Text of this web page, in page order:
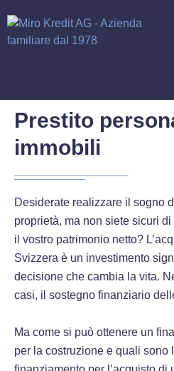
Prestito
immobili
Desiderate realizzare il sogno
proprietà, ma non siete sicuri
il vostro patrimonio netto?
Svizzera è un investimento
decisione che cambia la vita.
casi, il sostegno finanziario
Ma come si può ottenere un
per la costruzione e quali sono